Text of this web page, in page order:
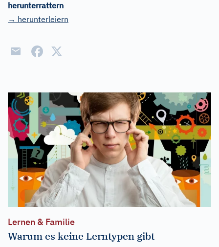
herunterrattern
→ herunterleiern
Lernen & Familie
Warum es keine Lerntypen gibt